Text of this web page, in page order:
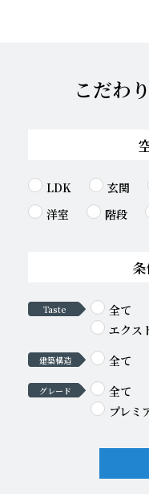
こだわ
LDK 玄関
洋室
階段
Taste 全て
エクス
建築構造 全て
グレード 全て
プレミ